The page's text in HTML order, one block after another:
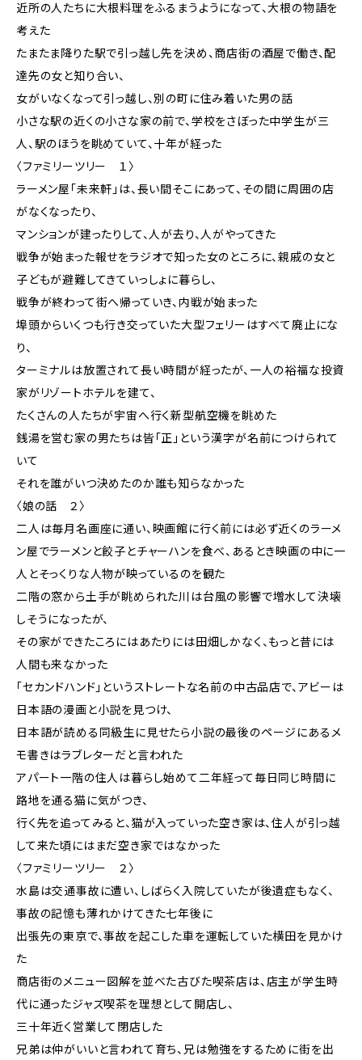
近所の人たちに大根料理をふるまうようになって、大根の物語を
考えた
たまたま降りた駅で引っ越し先を決め、商店街の酒屋で働き、配
達先の女と知り合い、
女がいなくなって引っ越し、別の町に住み着いた男の話
小さな駅の近くの小さな家の前で、学校をさぼった中学生が三
人、駅のほうを眺めていて、十年が経った
〈ファミリーツリー １〉
ラーメン屋「未来軒」は、長い間そこにあって、その間に周囲の店
がなくなったり、
マンションが建ったりして、人が去り、人がやってきた
戦争が始まった報せをラジオで知った女のところに、親戚の女と
子どもが避難してきていっしょに暮らし、
戦争が終わって街へ帰っていき、内戦が始まった
埠頭からいくつも行き交っていた大型フェリーはすべて廃止にな
り、
ターミナルは放置されて長い時間が経ったが、一人の裕福な投資
家がリゾートホテルを建て、
たくさんの人たちが宇宙へ行く新型航空機を眺めた
銭湯を営む家の男たちは皆「正」という漢字が名前につけられて
いて
それを誰がいつ決めたのか誰も知らなかった
〈娘の話 ２〉
二人は毎月名画座に通い、映画館に行く前には必ず近くのラーメ
ン屋でラーメンと餃子とチャーハンを食べ、あるとき映画の中に一
人とそっくりな人物が映っているのを観た
二階の窓から土手が眺められた川は台風の影響で増水して決壊
しそうになったが、
その家ができたころにはあたりには田畑しかなく、もっと昔には
人間も来なかった
「セカンドハンド」というストレートな名前の中古品店で、アビーは
日本語の漫画と小説を見つけ、
日本語が読める同級生に見せたら小説の最後のページにあるメ
モ書きはラブレターだと言われた
アパート一階の住人は暮らし始めて二年経って毎日同じ時間に
路地を通る猫に気がつき、
行く先を追ってみると、猫が入っていった空き家は、住人が引っ越
して来た頃にはまだ空き家ではなかった
〈ファミリーツリー ２〉
水島は交通事故に遭い、しばらく入院していたが後遺症もなく、
事故の記憶も薄れかけてきた七年後に
出張先の東京で、事故を起こした車を運転していた横田を見かけ
た
商店街のメニュー図解を並べた古びた喫茶店は、店主が学生時
代に通ったジャズ喫茶を理想として開店し、
三十年近く営業して閉店した
兄弟は仲がいいと言われて育ち、兄は勉強をするために街を出